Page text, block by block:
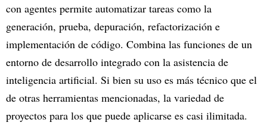
con agentes permite automatizar tareas como la
generación, prueba, depuración, refactorización e
implementación de código. Combina las funciones de un
entorno de desarrollo integrado con la asistencia de
inteligencia artificial. Si bien su uso es más técnico que el
de otras herramientas mencionadas, la variedad de
proyectos para los que puede aplicarse es casi ilimitada.